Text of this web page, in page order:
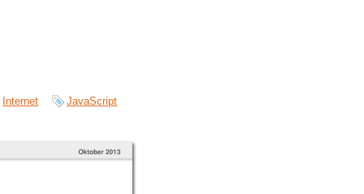
Internet
JavaScript